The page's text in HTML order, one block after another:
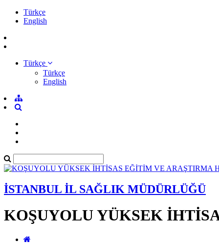
Türkçe
English
Türkçe
Türkçe
English
İSTANBUL İL SAĞLIK MÜDÜRLÜĞÜ
KOŞUYOLU YÜKSEK